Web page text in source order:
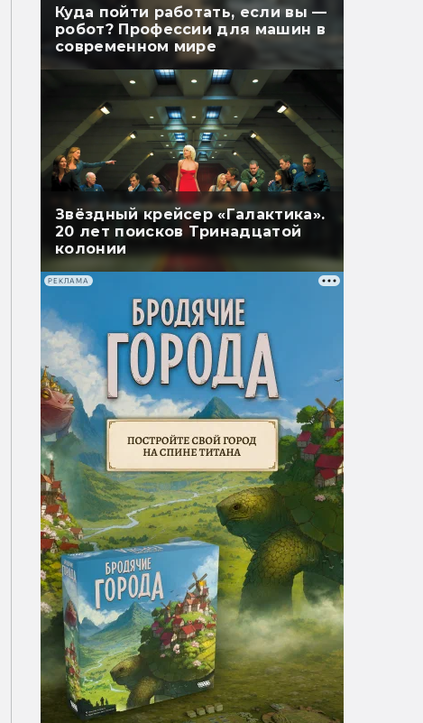
Куда пойти работать, если вы —
робот? Профессии для машин в
современном мире
Звёздный крейсер «Галактика».
20 лет поисков Тринадцатой
колонии
РЕКЛАМА